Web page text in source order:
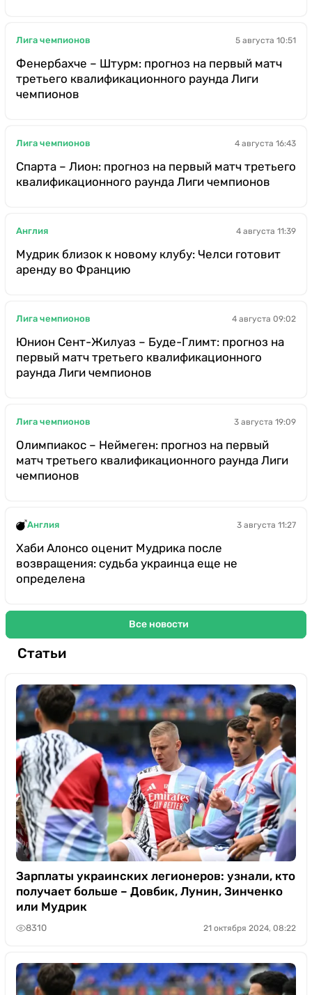
Лига чемпионов 5 августа 10:51
Фенербахче – Штурм: прогноз на первый матч
третьего квалификационного раунда Лиги
чемпионов
Лига чемпионов 4 августа 16:43
Спарта – Лион: прогноз на первый матч третьего
квалификационного раунда Лиги чемпионов
Англия 4 августа 11:39
Мудрик близок к новому клубу: Челси готовит
аренду во Францию
Лига чемпионов 4 августа 09:02
Юнион Сент-Жилуаз – Буде-Глимт: прогноз на
первый матч третьего квалификационного
раунда Лиги чемпионов
Лига чемпионов 3 августа 19:09
Олимпиакос – Неймеген: прогноз на первый
матч третьего квалификационного раунда Лиги
чемпионов
Англия 3 августа 11:27
Хаби Алонсо оценит Мудрика после
возвращения: судьба украинца еще не
определена
Все новости
Статьи
Зарплаты украинских легионеров: узнали, кто
получает больше – Довбик, Лунин, Зинченко
или Мудрик
8310 21 октября 2024, 08:22